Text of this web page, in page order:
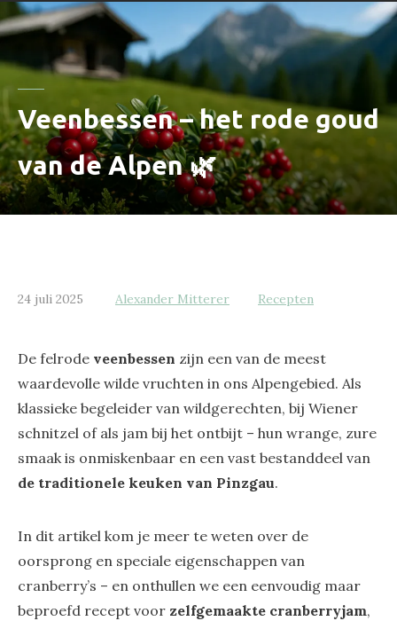
Lofer
Veenbessen – het rode goud
van de Alpen 🌿
24 juli 2025 Alexander Mitterer Recepten
De felrode veenbessen zijn een van de meest
waardevolle wilde vruchten in ons Alpengebied. Als
klassieke begeleider van wildgerechten, bij Wiener
schnitzel of als jam bij het ontbijt – hun wrange, zure
smaak is onmiskenbaar en een vast bestanddeel van
de traditionele keuken van Pinzgau.
In dit artikel kom je meer te weten over de
oorsprong en speciale eigenschappen van
cranberry’s – en onthullen we een eenvoudig maar
beproefd recept voor zelfgemaakte cranberryjam,